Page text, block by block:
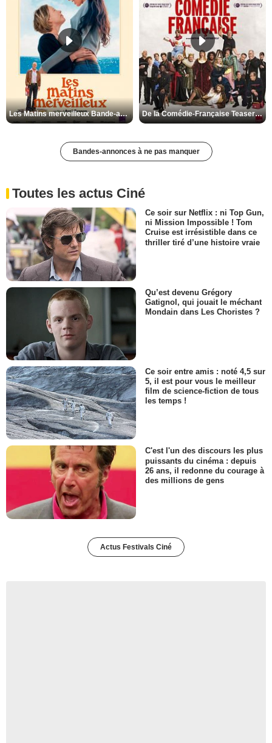
Les Matins merveilleux Bande-annonce VF De la Comédie-Française Teaser VF
Bandes-annonces à ne pas manquer
Toutes les actus Ciné
Ce soir sur Netflix : ni Top Gun,
ni Mission Impossible ! Tom
Cruise est irrésistible dans ce
thriller tiré d’une histoire vraie
Qu’est devenu Grégory
Gatignol, qui jouait le méchant
Mondain dans Les Choristes ?
Ce soir entre amis : noté 4,5 sur
5, il est pour vous le meilleur
film de science-fiction de tous
les temps !
C'est l'un des discours les plus
puissants du cinéma : depuis
26 ans, il redonne du courage à
des millions de gens
Actus Festivals Ciné